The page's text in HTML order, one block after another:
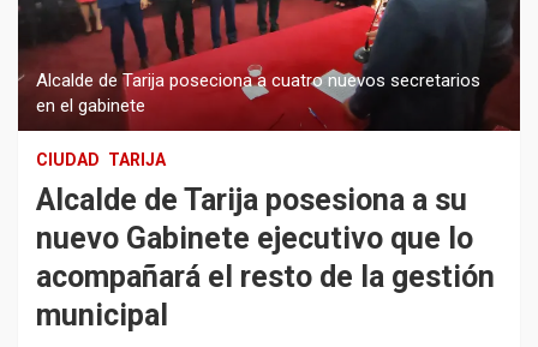
Alcalde de Tarija poseciona a cuatro nuevos secretarios
en el gabinete
CIUDAD TARIJA
Alcalde de Tarija posesiona a su
nuevo Gabinete ejecutivo que lo
acompañará el resto de la gestión
municipal